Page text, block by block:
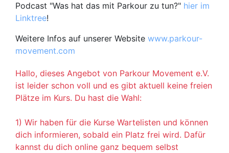
Podcast "Was hat das mit Parkour zu tun?" hier im
Linktree!
Weitere Infos auf unserer Website www.parkour-
movement.com
Hallo, dieses Angebot von Parkour Movement e.V.
ist leider schon voll und es gibt aktuell keine freien
Plätze im Kurs. Du hast die Wahl:
1) Wir haben für die Kurse Wartelisten und können
dich informieren, sobald ein Platz frei wird. Dafür
kannst du dich online ganz bequem selbst